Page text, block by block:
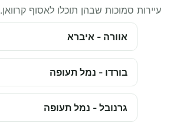
עיירות סמוכות שבהן תוכלו לאסוף קרוואן.
אוורה - איברא
בורדו - נמל תעופה
גרנובל - נמל תעופה